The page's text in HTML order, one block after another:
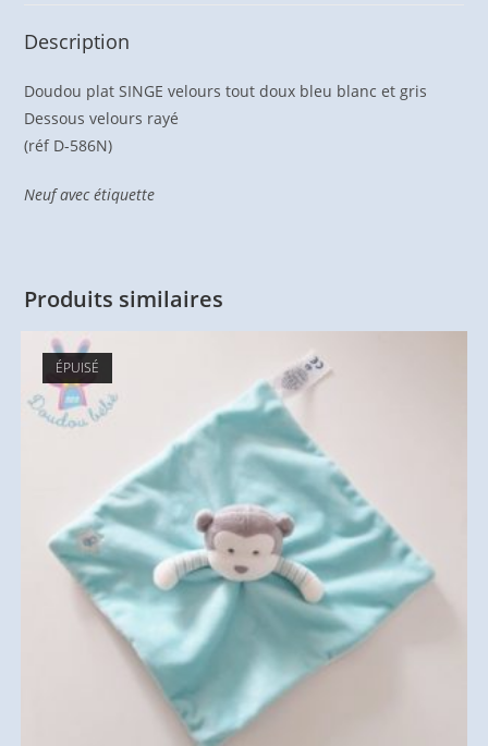
Description
Doudou plat SINGE velours tout doux bleu blanc et gris
Dessous velours rayé
(réf D-586N)
Neuf avec étiquette
Produits similaires
ÉPUISÉ